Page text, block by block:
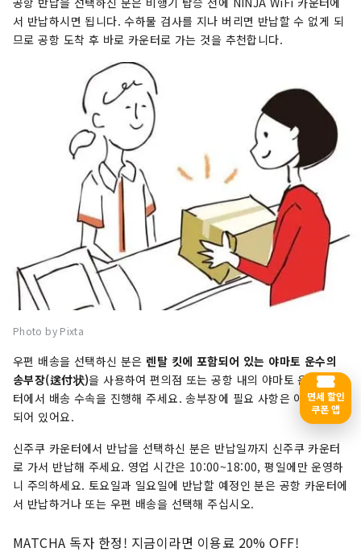
서 반납하시면 됩니다. 수하물 검사를 지나 버리면 반납할 수 없게 되
므로 공항 도착 후 바로 카운터로 가는 것을 추천합니다.
Photo by Pixta
우편 배송을 선택하신 분은 렌탈 킷에 포함되어 있는 야마토 운수의
송부장(送付状)을 사용하여 편의점 또는 공항 내의 야마토 운수 카운
터에서 배송 수속을 진행해 주세요. 송부장에 필요 사항은 이미 기입
되어 있어요.
신주쿠 카운터에서 반납을 선택하신 분은 반납일까지 신주쿠 카운터
로 가서 반납해 주세요. 영업 시간은 10:00~18:00, 평일에만 운영하
니 주의하세요. 토요일과 일요일에 반납할 예정인 분은 공항 카운터에
서 반납하거나 또는 우편 배송을 선택해 주십시오.
MATCHA 독자 한정! 지금이라면 이용료 20% OFF!
면세 할인
쿠폰 앱